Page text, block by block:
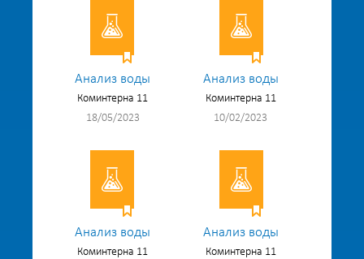
Анализ воды
Коминтерна 11
18/05/2023
Анализ воды
Коминтерна 11
10/02/2023
Анализ воды
Коминтерна 11
Анализ воды
Коминтерна 11